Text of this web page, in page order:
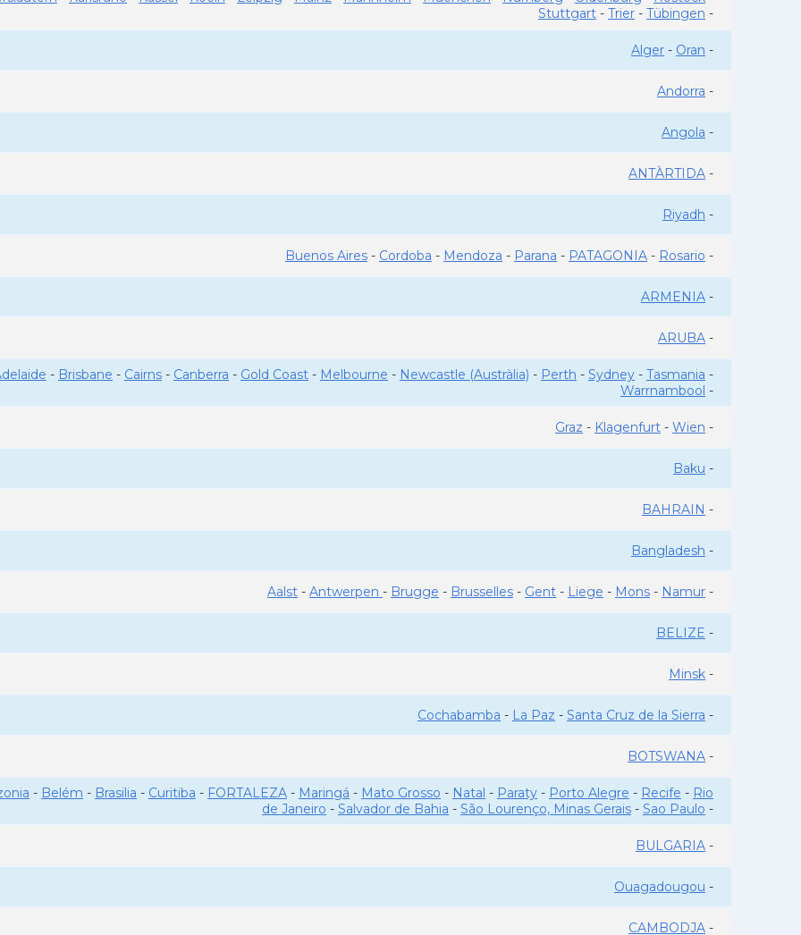
Stuttgart - Trier - Tübingen -
Alger - Oran -
Andorra -
Angola -
ANTÀRTIDA -
Riyadh -
Buenos Aires - Cordoba - Mendoza - Parana - PATAGONIA - Rosario -
ARMENIA -
ARUBA -
- Brisbane - Cairns - Canberra - Gold Coast - Melbourne - Newcastle (Austràlia) - Perth - Sydney - Tasmania -
Warrnambool -
Graz - Klagenfurt - Wien -
Baku -
BAHRAIN -
Bangladesh -
Aalst - Antwerpen - Brugge - Brusselles - Gent - Liege - Mons - Namur -
BELIZE -
Minsk -
Cochabamba - La Paz - Santa Cruz de la Sierra -
BOTSWANA -
- Belém - Brasilia - Curitiba - FORTALEZA - Maringá - Mato Grosso - Natal - Paraty - Porto Alegre - Recife - Rio
de Janeiro - Salvador de Bahia - São Lourenço, Minas Gerais - Sao Paulo -
BULGARIA -
Ouagadougou -
CAMBODJA -